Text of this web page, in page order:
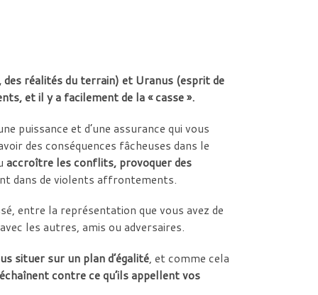
des réalités du terrain) et Uranus (esprit de
et il y a facilement de la « casse ».
puissance et d’une assurance qui vous
des conséquences fâcheuses dans le
accroître les conflits, provoquer des
dans de violents affrontements.
entre la représentation que vous avez de
les autres, amis ou adversaires.
situer sur un plan d’égalité, et comme cela
contre ce qu’ils appellent vos